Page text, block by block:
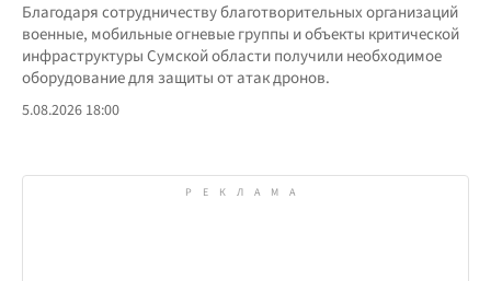
Благодаря сотрудничеству благотворительных организаций
военные, мобильные огневые группы и объекты критической
инфраструктуры Сумской области получили необходимое
оборудование для защиты от атак дронов.
5.08.2026 18:00